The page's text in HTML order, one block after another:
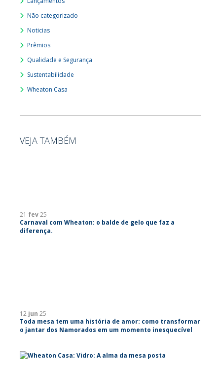
Não categorizado
Noticias
Prêmios
Qualidade e Segurança
Sustentabilidade
Wheaton Casa
VEJA TAMBÉM
21 fev25
Carnaval com Wheaton: o balde de gelo que faz a
diferença.
12 jun 25
Toda mesa tem uma história de amor: como transformar
o jantar dos Namorados em um momento inesquecível